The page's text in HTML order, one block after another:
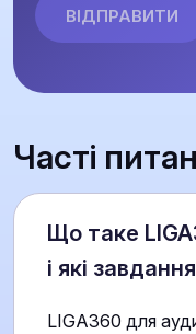
Часті
Що таке
і які
LIGA360 для